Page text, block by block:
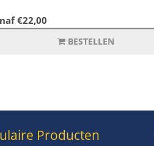
€22,00
BESTELLEN
Producten